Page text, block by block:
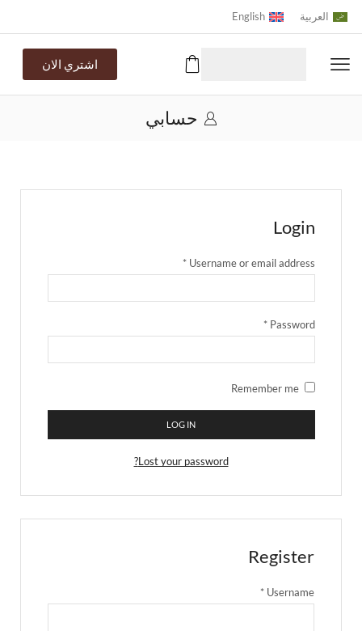
العربية English
اشتري الان
حسابي
Login
Username or email address
*
Password
*
Remember me
LOG IN
Lost your password?
Register
Username
*